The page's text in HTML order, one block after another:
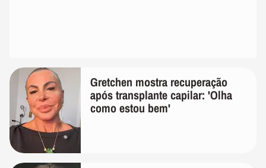
Gretchen mostra recuperação
após transplante capilar: 'Olha
como estou bem'